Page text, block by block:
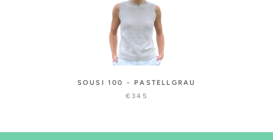
SOUSI 100 - PASTELLGRAU
€345